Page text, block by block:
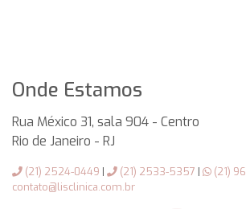
Onde Estamos
Rua México 31, sala 904 - Centro
Rio de Janeiro - RJ
(21) 2524-0449 | (21) 2533-5357 |
(21)
contato@lisclinica.com.br